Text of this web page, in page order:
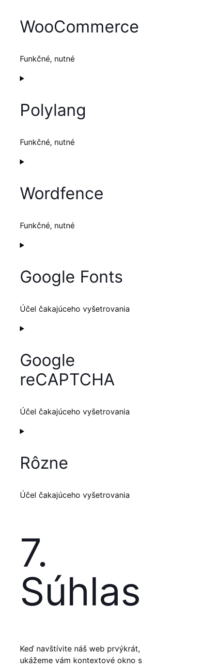
wordpress
WooCommerce
Funkčné, nutné
Consent
woocommerce
Polylang
Funkčné, nutné
Consent
polylang
Wordfence
Funkčné, nutné
Consent
wordfence
Google Fonts
Účel čakajúceho vyšetrovania
Consent
google-
fonts
Google
reCAPTCHA
Účel čakajúceho vyšetrovania
Consent
service
google-
Rôzne
Účel čakajúceho vyšetrovania
service
rôzne
7.
Súhlas
Keď navštívite náš web prvýkrát,
ukážeme vám kontextové okno s